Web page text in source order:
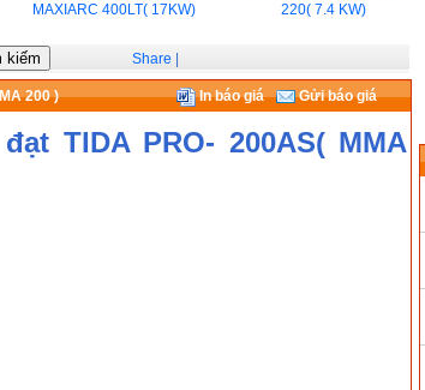
MAXIARC 400LT( 17KW)
220( 7.4 KW)
Share
200 ) In báo giá Gửi báo giá
TIDA PRO- 200AS( MMA